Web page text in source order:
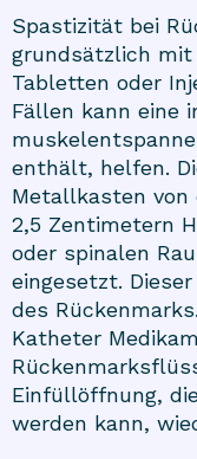
Spastizität bei
grundsätzlich mit
Tabletten oder
Fällen kann eine
enthält, helfen.
Metallkasten von
2,5 Zentimetern
oder spinalen
eingesetzt.
des
Katheter
Einfüllöffnung,
werden kann,